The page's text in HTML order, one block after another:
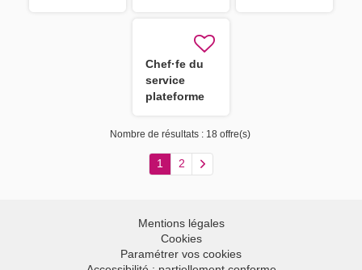
Bâtiment Est
Chef·fe du
service
plateforme
ASE H/F
Nombre de résultats : 18 offre(s)
1 2
Mentions légales
Cookies
Paramétrer vos cookies